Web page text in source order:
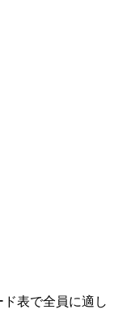
表で全員に適し